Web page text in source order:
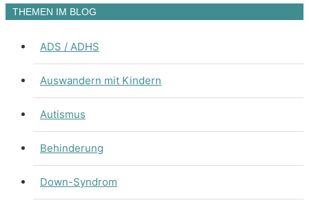
THEMEN IM BLOG
ADS / ADHS
Auswandern mit Kindern
Autismus
Behinderung
Down-Syndrom